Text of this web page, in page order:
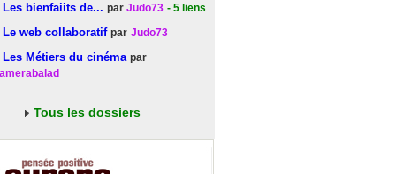
Les bienfaiits de... par Judo73 - 5 liens
Le web collaboratif par Judo73
Les Métiers du cinéma par
Tous les dossiers